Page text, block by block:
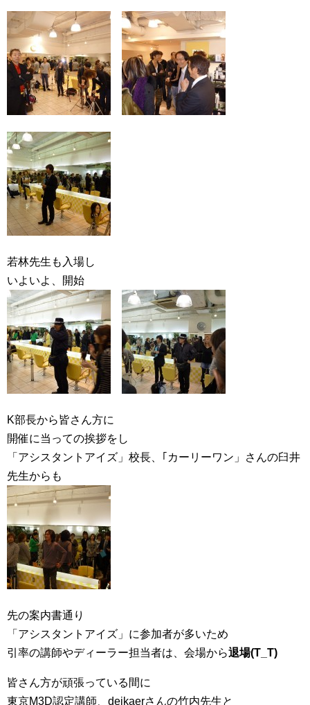
若林先生も入場し
いよいよ、開始
K部長から皆さん方に
開催に当っての挨拶をし
「アシスタントアイズ」校長、｢カーリーワン」さんの臼井
先生からも
先の案内書通り
「アシスタントアイズ」に参加者が多いため
引率の講師やディーラー担当者は、会場から退場(T_T)
皆さん方が頑張っている間に
東京M3D認定講師、deikaerさんの竹内先生と